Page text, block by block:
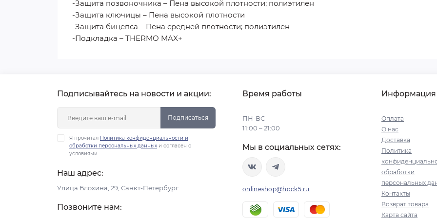
-Защита позвоночника – Пена высокой плотности; полиэтилен
-Защита ключицы – Пена высокой плотности
-Защита бицепса – Пена средней плотности; полиэтилен
-Подкладка – THERMO MAX+
Подписывайтесь на новости и акции:
Подписаться
Я прочитал Политика конфиденциальности и
обработки персональных данных и согласен с
условиями
Наш адрес:
Улица Блохина, 29, Санкт-Петербург
Позвоните нам:
Время работы
ПН-ВС
11:00 – 21:00
Мы в социальных сетях:
onlineshop@hock5.ru
Информация
Оплата
О нас
Доставка
Политика
обработки
персональных
Контакты
Возврат товара
Карта сайта